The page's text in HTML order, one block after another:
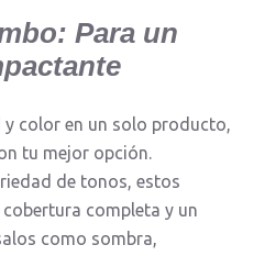
Para un
y color en un solo producto,
tu mejor opción.
de tonos, estos
completa y un
como sombra,